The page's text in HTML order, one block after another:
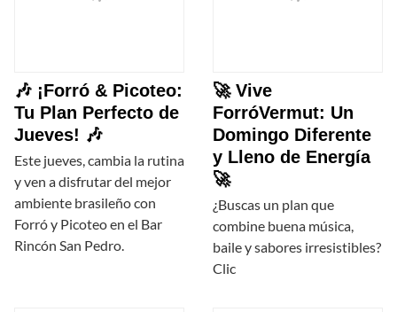
🎶 ¡Forró & Picoteo:
Tu Plan Perfecto de
Jueves! 🎶
Este jueves, cambia la rutina
y ven a disfrutar del mejor
ambiente brasileño con
Forró y Picoteo en el Bar
Rincón San Pedro.
🚀 Vive
ForróVermut: Un
Domingo Diferente
y Lleno de Energía
🚀
¿Buscas un plan que
combine buena música,
baile y sabores irresistibles?
Clic